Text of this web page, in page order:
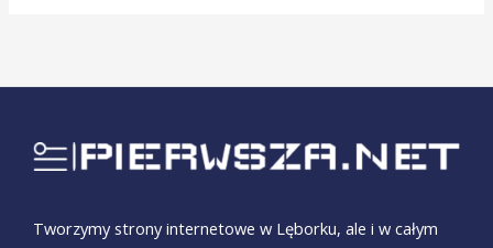
Tworzymy strony internetowe w Lęborku, ale i w całym